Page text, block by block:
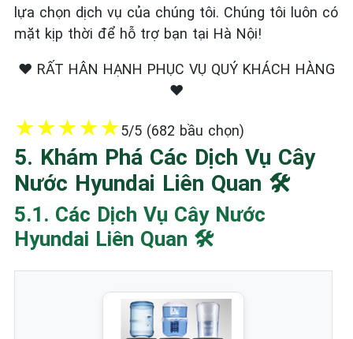
lựa chọn dịch vụ của chúng tôi. Chúng tôi luôn có
mặt kịp thời để hỗ trợ bạn tại Hà Nội!
❤️ RẤT HÂN HẠNH PHỤC VỤ QUÝ KHÁCH HÀNG
❤️
★★★★★5/5 (682 bầu chọn)
5. Khám Phá Các Dịch Vụ Cây
Nước Hyundai Liên Quan 🛠️
5.1. Các Dịch Vụ Cây Nước
Hyundai Liên Quan 🛠️